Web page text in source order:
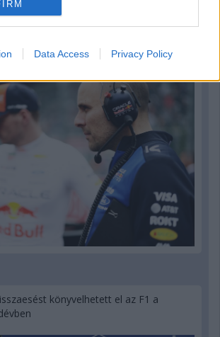
Data Access Privacy Policy
könyvelhetett el az F1 a